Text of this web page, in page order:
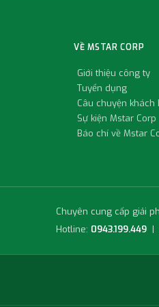
VỀ MSTAR CORP
Giới thiệu công ty
Tuyển dụng
Câu chuyện khách
Sự kiện Mstar Corp
Báo chí về Mstar
Chuyên cung cấp giải
Hotline: 0943.199.449 |